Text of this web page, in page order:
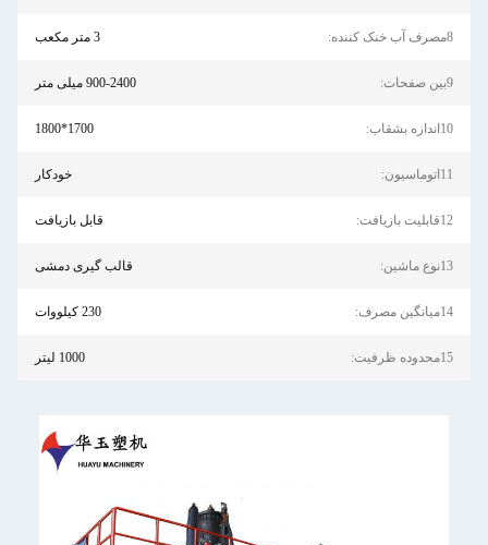
8مصرف آب خنک کننده: 3 متر مکعب
9بین صفحات: 900-2400 میلی متر
10اندازه بشقاب: 1700*1800
11اتوماسیون: خودکار
12قابلیت بازیافت: قابل بازیافت
13نوع ماشین: قالب گیری دمشی
14میانگین مصرف: 230 کیلووات
15محدوده ظرفیت: 1000 لیتر